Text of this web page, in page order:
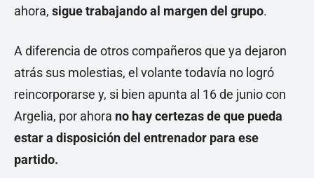
ahora, sigue trabajando al margen del grupo.
A diferencia de otros compañeros que ya dejaron
atrás sus molestias, el volante todavía no logró
reincorporarse y, si bien apunta al 16 de junio con
Argelia, por ahora no hay certezas de que pueda
estar a disposición del entrenador para ese
partido.